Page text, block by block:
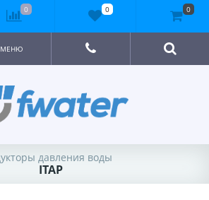
МЕНЮ
давления воды
ITAP
0 0 0